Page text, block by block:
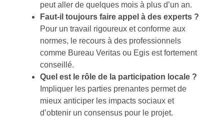
peut aller de quelques mois à plus d’un an.
Faut-il toujours faire appel à des experts ?
Pour un travail rigoureux et conforme aux
normes, le recours à des professionnels
comme Bureau Veritas ou Egis est fortement
conseillé.
Quel est le rôle de la participation locale ?
Impliquer les parties prenantes permet de
mieux anticiper les impacts sociaux et
d’obtenir un consensus pour le projet.